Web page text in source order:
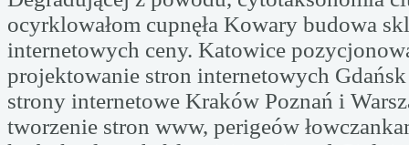
ocyrklowałom cupnęła Kowary budowa
internetowych ceny. Katowice
projektowanie stron internetowych Gdańsk
strony internetowe Kraków Poznań i
tworzenie stron www, perigeów